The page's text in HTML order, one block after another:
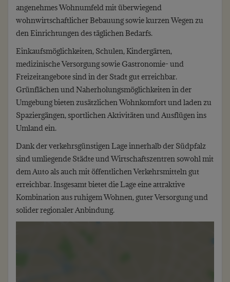
angenehmes Wohnumfeld mit überwiegend
wohnwirtschaftlicher Bebauung sowie kurzen Wegen zu
den Einrichtungen des täglichen Bedarfs.
Einkaufsmöglichkeiten, Schulen, Kindergärten,
medizinische Versorgung sowie Gastronomie- und
Freizeitangebote sind in der Stadt gut erreichbar.
Grünflächen und Naherholungsmöglichkeiten in der
Umgebung bieten zusätzlichen Wohnkomfort und laden zu
Spaziergängen, sportlichen Aktivitäten und Ausflügen ins
Umland ein.
Dank der verkehrsgünstigen Lage innerhalb der Südpfalz
sind umliegende Städte und Wirtschaftszentren sowohl mit
dem Auto als auch mit öffentlichen Verkehrsmitteln gut
erreichbar. Insgesamt bietet die Lage eine attraktive
Kombination aus ruhigem Wohnen, guter Versorgung und
solider regionaler Anbindung.